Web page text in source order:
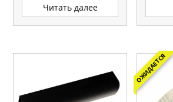
Читать далее
ОЖИДАЕТСЯ